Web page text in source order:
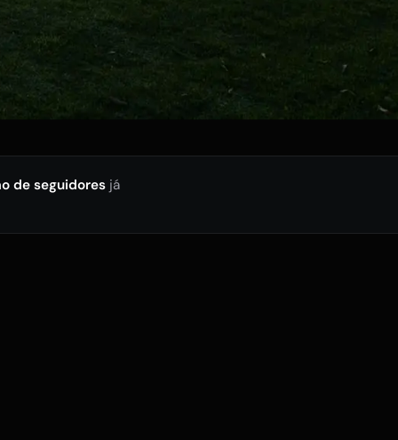
de seguidoresjá